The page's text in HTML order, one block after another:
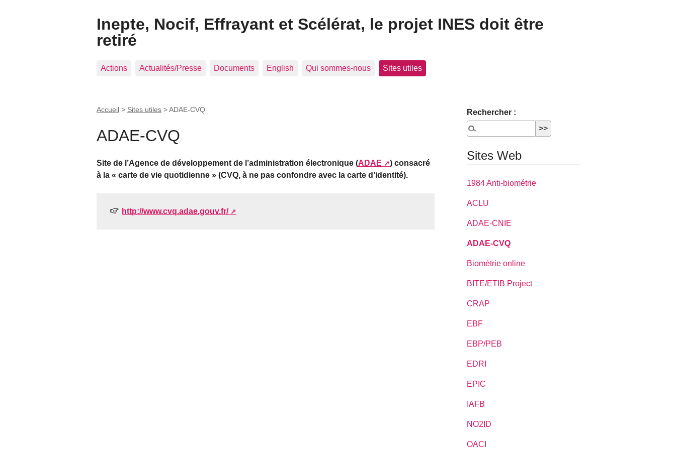
Inepte, Nocif, Effrayant et Scélérat, le projet INES doit être
retiré
Actions Actualités/Presse Documents English Qui sommes-nous Sites utiles
Accueil > Sites utiles >ADAE-CVQ
ADAE-CVQ
Site de l’Agence de développement de l’administration électronique (ADAE
) consacré
à la « carte de vie quotidienne » (CVQ, à ne pas confondre avec la carte d’identité).
http://www.cvq.adae.gouv.fr/
Rechercher :
Sites Web
1984 Anti-biométrie
ACLU
ADAE-CNIE
ADAE-CVQ
Biométrie online
BITE/ETIB Project
CRAP
EBF
EBP/PEB
EDRI
EPIC
IAFB
NO2ID
OACI